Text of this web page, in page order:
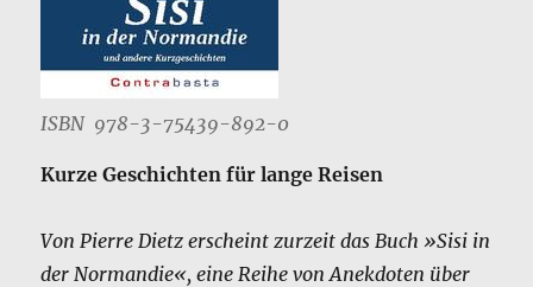
ISBN ‎ 978-3-75439-892-0
Kurze Geschichten für lange Reisen
Von Pierre Dietz erscheint zurzeit das Buch »Sisi in
der Normandie«, eine Reihe von Anekdoten über